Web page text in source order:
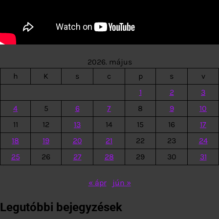
2026. május
h
K s c p s
v
1
2
3
4
5 6 7 8 9
10
11
12 13 14 15 16
17
18
19 20 21 22 23
24
25
26 27 28 29 30 31
« ápr jún »
Legutóbbi bejegyzések